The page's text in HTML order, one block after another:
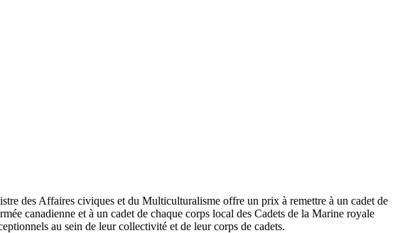
des Affaires civiques et du Multiculturalisme offre un prix à remettre à un cadet de
canadienne et à un cadet de chaque corps local des Cadets de la Marine royale
au sein de leur collectivité et de leur corps de cadets.